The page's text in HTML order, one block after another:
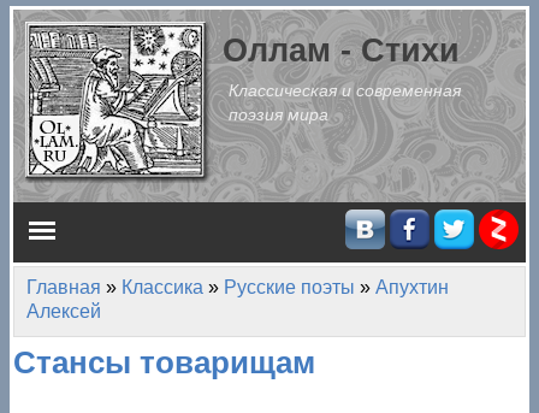
Перейти к основному содержанию
Оллам - Стихи
Классическая и современная
поэзия мира
Главное меню
Вы здесь
Главная » Классика » Русские поэты » Апухтин
Алексей
Стансы товарищам